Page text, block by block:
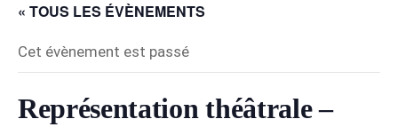
« TOUS LES ÉVÈNEMENTS
Cet évènement est passé
Représentation théâtrale –